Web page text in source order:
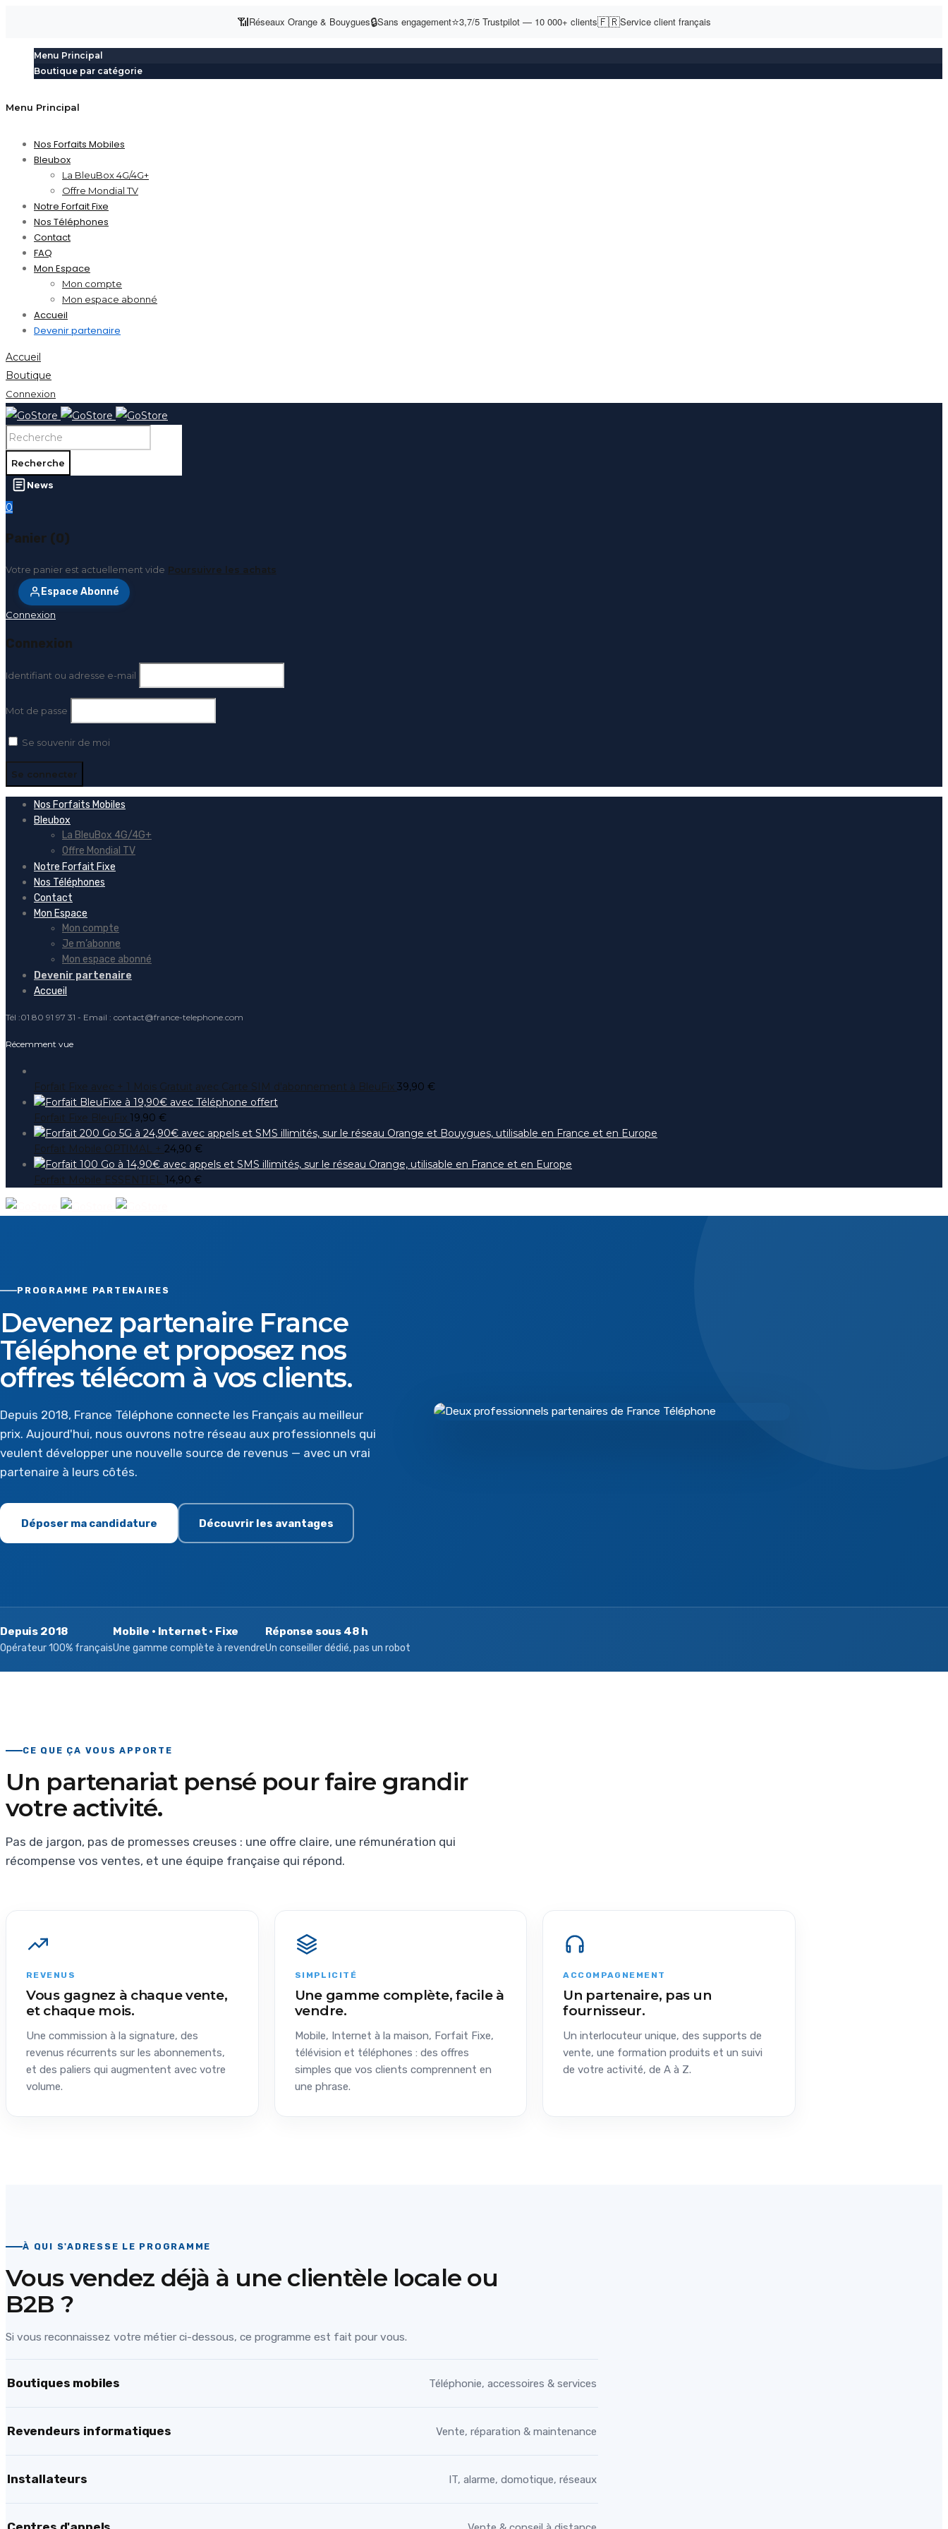
📶Réseaux Orange & Bouygues🔒Sans engagement⭐3,7/5 Trustpilot — 10 000+ clients🇫🇷Service client français
Menu Principal
Boutique par catégorie
Menu Principal
Nos Forfaits Mobiles
Bleubox
La BleuBox 4G/4G+
Offre Mondial TV
Notre Forfait Fixe
Nos Téléphones
Contact
FAQ
Mon Espace
Mon compte
Mon espace abonné
Accueil
Devenir partenaire
Accueil
Boutique
Connexion
News
0
Panier (0)
Votre panier est actuellement vide Poursuivre les achats
Espace Abonné
Connexion
Connexion
Identifiant ou adresse e-mail
Mot de passe
Se souvenir de moi
Nos Forfaits Mobiles
Bleubox
La BleuBox 4G/4G+
Offre Mondial TV
Notre Forfait Fixe
Nos Téléphones
Contact
Mon Espace
Mon compte
Je m’abonne
Mon espace abonné
Devenir partenaire
Accueil
Tél :01 80 91 97 31 - Email : contact@france-telephone.com
Récemment vue
Forfait Fixe avec + 1 Mois Gratuit avec Carte SIM d'abonnement à BleuFix 39,90 €
Forfait Fixe BleuFix 19,90 €
Forfait Mobile OPTIMAL + 24,90 €
Forfait Mobile ESSENTIEL 14,90 €
PROGRAMME PARTENAIRES
Devenez partenaire France
Téléphone et proposez nos
offres télécom à vos clients.
Depuis 2018, France Téléphone connecte les Français au meilleur
prix. Aujourd'hui, nous ouvrons notre réseau aux professionnels qui
veulent développer une nouvelle source de revenus — avec un vrai
partenaire à leurs côtés.
Déposer ma candidature Découvrir les avantages
Depuis 2018
Opérateur 100% français
Mobile · Internet · Fixe
Une gamme complète à revendre
Réponse sous 48 h
Un conseiller dédié, pas un robot
CE QUE ÇA VOUS APPORTE
Un partenariat pensé pour faire grandir
votre activité.
Pas de jargon, pas de promesses creuses : une offre claire, une rémunération qui
récompense vos ventes, et une équipe française qui répond.
REVENUS
Vous gagnez à chaque vente,
et chaque mois.
Une commission à la signature, des
revenus récurrents sur les abonnements,
et des paliers qui augmentent avec votre
volume.
SIMPLICITÉ
Une gamme complète, facile à
vendre.
Mobile, Internet à la maison, Forfait Fixe,
télévision et téléphones : des offres
simples que vos clients comprennent en
une phrase.
ACCOMPAGNEMENT
Un partenaire, pas un
fournisseur.
Un interlocuteur unique, des supports de
vente, une formation produits et un suivi
de votre activité, de A à Z.
À QUI S'ADRESSE LE PROGRAMME
Vous vendez déjà à une clientèle locale ou
B2B ?
Si vous reconnaissez votre métier ci-dessous, ce programme est fait pour vous.
Boutiques mobiles Téléphonie, accessoires & services
Revendeurs informatiques Vente, réparation & maintenance
Installateurs IT, alarme, domotique, réseaux